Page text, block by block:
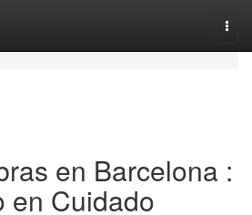
en Barcelona :
en Cuidado